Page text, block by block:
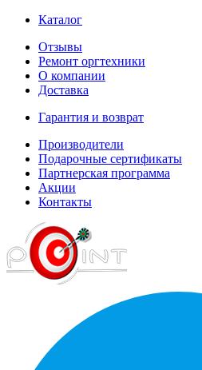
Каталог
Отзывы
Ремонт оргтехники
О компании
Доставка
Гарантия и возврат
Производители
Подарочные сертификаты
Партнерская программа
Акции
Контакты